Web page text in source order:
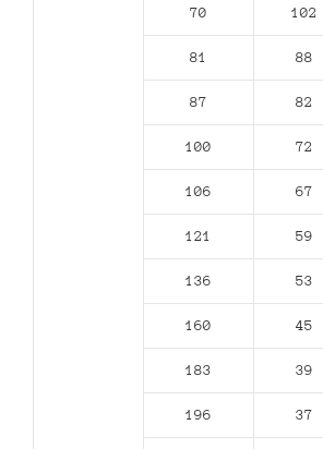
70 102
81 88
87 82
100 72
106 67
121 59
136 53
160 45
183 39
196 37